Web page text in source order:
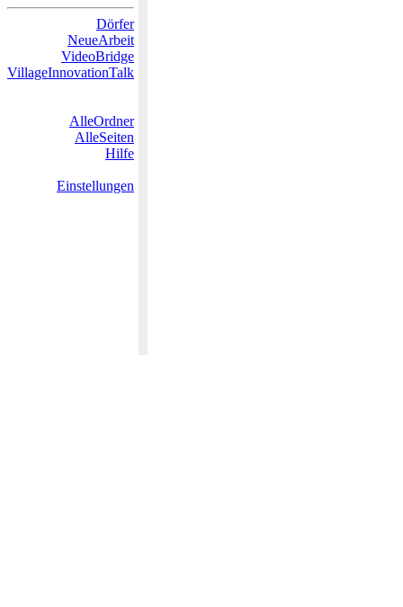
Dörfer
NeueArbeit
VideoBridge
VillageInnovationTalk
AlleOrdner
AlleSeiten
Hilfe
Einstellungen